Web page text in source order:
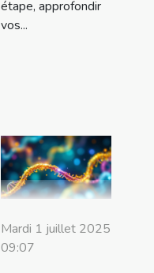
étape, approfondir
vos...
Mardi 1 juillet 2025
09:07